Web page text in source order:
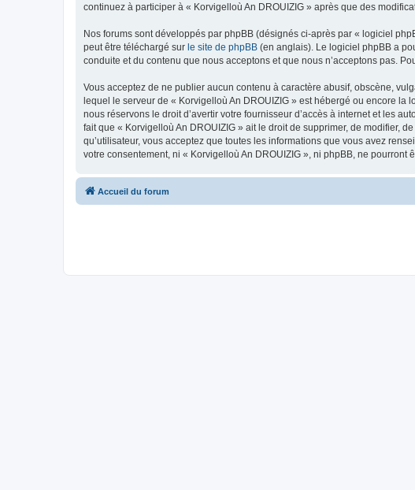
continuez à participer à « Korvigelloù An DROUIZIG » après que des
Nos forums sont développés par phpBB (désignés ci-après par « logiciel
peut être téléchargé sur le site de phpBB (en anglais). Le logiciel phpBB a
conduite et du contenu que nous acceptons et que nous n’acceptons pas.
Vous acceptez de ne publier aucun contenu à caractère abusif, obscène,
lequel le serveur de « Korvigelloù An DROUIZIG » est hébergé ou encore
nous réservons le droit d’avertir votre fournisseur d’accès à internet et les
fait que « Korvigelloù An DROUIZIG » ait le droit de supprimer, de modifier,
qu’utilisateur, vous acceptez que toutes les informations que vous avez
votre consentement, ni « Korvigelloù An DROUIZIG », ni phpBB, ne
Accueil du forum